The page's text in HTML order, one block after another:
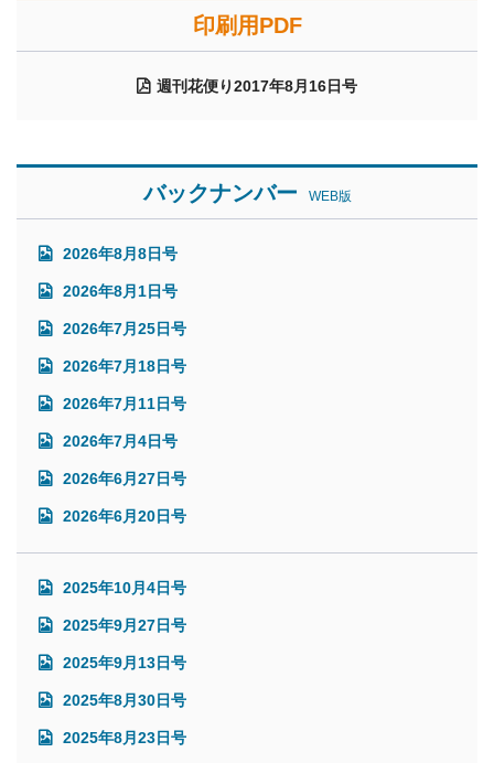
印刷用PDF
週刊花便り2017年8月16日号
バックナンバー WEB版
2026年8月8日号
2026年8月1日号
2026年7月25日号
2026年7月18日号
2026年7月11日号
2026年7月4日号
2026年6月27日号
2026年6月20日号
2025年10月4日号
2025年9月27日号
2025年9月13日号
2025年8月30日号
2025年8月23日号